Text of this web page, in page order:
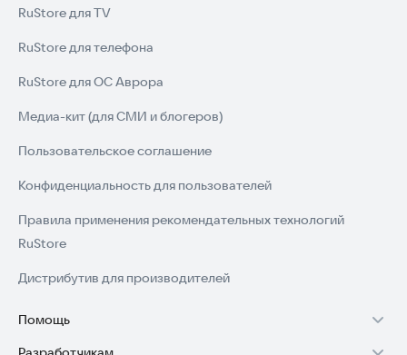
RuStore для TV
RuStore для телефона
RuStore для ОС Аврора
Медиа-кит (для СМИ и блогеров)
Пользовательское соглашение
Конфиденциальность для пользователей
Правила применения рекомендательных технологий
RuStore
Дистрибутив для производителей
Помощь